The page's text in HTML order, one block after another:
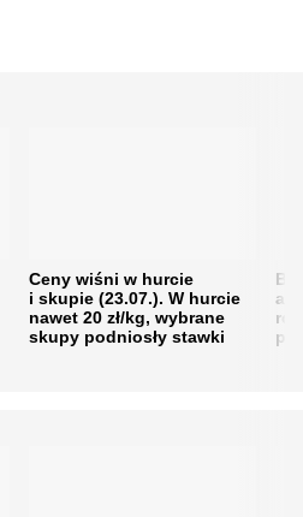
Ceny wiśni w hurcie
i skupie (23.07.). W hurcie
nawet 20 zł/kg, wybrane
skupy podniosły stawki